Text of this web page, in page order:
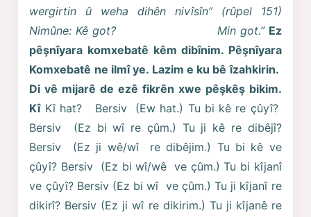
wergirtin û weha dihên nivîsîn” (rûpel 151)
Nimûne: Kê got? Min got.” Ez
pêşnîyara komxebatê kêm dibînim. Pêşnîyara
Komxebatê ne ilmî ye. Lazim e ku bê îzahkirin.
Di vê mijarê de ezê fikrên xwe pêşkêş bikim.
KîKî hat? Bersiv (Ew hat.) Tu bi kê re çûyî?
Bersiv (Ez bi wî re çûm.) Tu ji kê re dibêjî?
Bersiv (Ez ji wê/wî re dibêjim.) Tu bi kê ve
çûyî? Bersiv (Ez bi wî/wê ve çûm.) Tu bi kîjanî
ve çûyî? Bersiv (Ez bi wî ve çûm.) Tu ji kîjanî re
dikirî? Bersiv (Ez ji wî re dikirim.) Tu ji kîjanê re